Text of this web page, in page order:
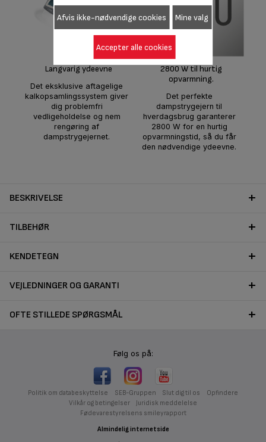
Langvarig ydeevne
Det eksklusive aftagelige
kalkopsamlingssystem giver
dig problemfri
vedligeholdelse og nem
rengøring af
dampstrygejernet.
2800 W til hurtig
opvarmning.
Det perfekte
dampstrygejern til
hverdagsbrug garanterer
2800 W for en hurtig
opvarmningstid, så du får
den nødvendige ydeevne.
BESKRIVELSE
TILBEHØR
KENDETEGN
VEJLEDNINGER OG GARANTI
OFTE STILLEDE SPØRGSMÅL
Følg os på:
Politik om databeskyttelse SEB-Gruppen Slut dig til os
Opfindere
Vilkår og betingelser
Juridisk meddelelse
Fødevarestyrelsens smileyrapport
Almindelig internetside
Afvis ikke-nødvendige cookies Mine valg
Accepter alle cookies